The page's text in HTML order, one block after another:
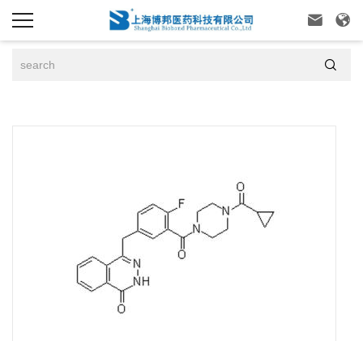
 
